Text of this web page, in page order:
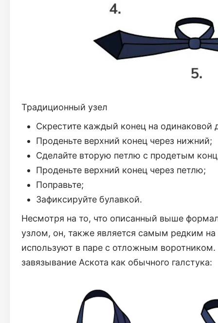
Традиционный узел
Скрестите каждый конец на одинаковой
Проденьте верхний конец через нижний;
Сделайте вторую петлю с продетым
Проденьте верхний конец через петлю;
Поправьте;
Зафиксируйте булавкой.
Несмотря на то, что описанный выше
узлом, он, также является самым редким на
используют в паре с отложным воротником.
завязывание Аскота как обычного галстука: